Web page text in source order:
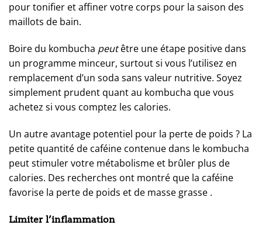
pour tonifier et affiner votre corps pour la saison des
maillots de bain.
Boire du kombucha peutêtre une étape positive dans
un programme minceur, surtout si vous l’utilisez en
remplacement d’un soda sans valeur nutritive. Soyez
simplement prudent quant au kombucha que vous
achetez si vous comptez les calories.
Un autre avantage potentiel pour la perte de poids ? La
petite quantité de caféine contenue dans le kombucha
peut stimuler votre métabolisme et brûler plus de
calories. Des recherches ont montré que la caféine
favorise la perte de poids et de masse grasse .
Limiter l’inflammation